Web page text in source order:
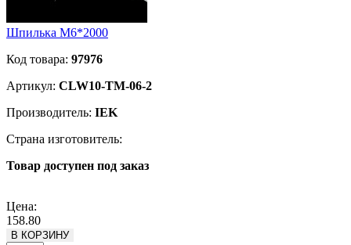
Шпилька М6*2000
Код товара: 97976
Артикул: CLW10-TM-06-2
Производитель: IEK
Страна изготовитель:
Товар доступен под заказ
Цена:
158.80
В КОРЗИНУ